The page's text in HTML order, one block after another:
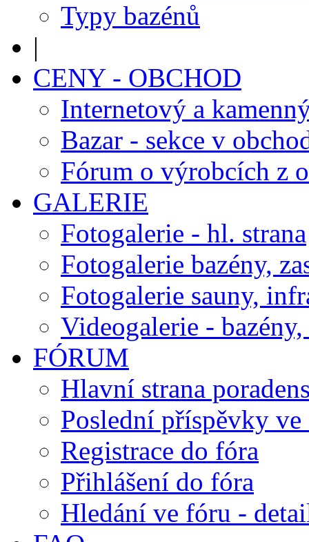
Typy bazénů
|
CENY - OBCHOD
Internetový a
Bazar - sekce v
Fórum o výrobcích z
GALERIE
Fotogalerie - hl. strana
Fotogalerie bazény,
Fotogalerie sauny,
Videogalerie - bazény,
FÓRUM
Hlavní strana
Poslední příspěvky
Registrace do fóra
Přihlášení do fóra
Hledání ve fóru -